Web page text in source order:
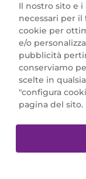
Marionnaud
Largo Fiera
REA Milano
SCARICA LA
Il nostro sito e
necessari per
cookie per
e/o
pubblicità
conserviamo
scelte in
"configura
pagina del sito.